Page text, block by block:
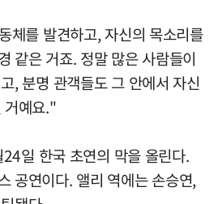
체를 발견하고, 자신의 목소리를
같은 거죠. 정말 많은 사람들이
, 분명 관객들도 그 안에서 자신
거예요."
일 한국 초연의 막을 올린다.
공연이다. 앨리 역에는 손승연,